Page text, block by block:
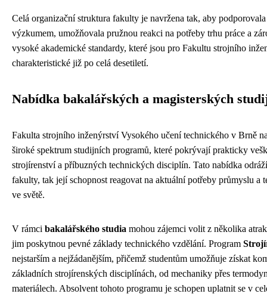
Celá organizační struktura fakulty je navržena tak, aby
výzkumem, umožňovala pružnou reakci na potřeby trhu práce a
vysoké akademické standardy, které jsou pro Fakultu strojního
charakteristické již po celá desetiletí.
Nabídka bakalářských a magisterských
Fakulta strojního inženýrství Vysokého učení technického v Brně
široké spektrum studijních programů, které pokrývají prakticky
strojírenství a příbuzných technických disciplín. Tato nabídka
fakulty, tak její schopnost reagovat na aktuální potřeby průmyslu a
ve světě.
V rámci bakalářského studia mohou zájemci volit z několika
jim poskytnou pevné základy technického vzdělání. Program
nejstarším a nejžádanějším, přičemž studentům umožňuje získat
základních strojírenských disciplínách, od mechaniky přes
materiálech. Absolvent tohoto programu je schopen uplatnit se v